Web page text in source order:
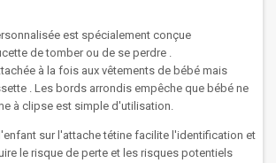
est spécialement conçue
de tomber ou de se perdre .
à la fois aux vêtements de bébé mais
. Les bords arrondis empêche que bébé ne
à clipse est simple d'utilisation.
surl'attache tétine facilite l'identification et
le risque de perte et les risques potentiels